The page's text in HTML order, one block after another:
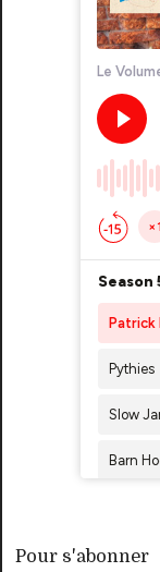
Pour s'abonner